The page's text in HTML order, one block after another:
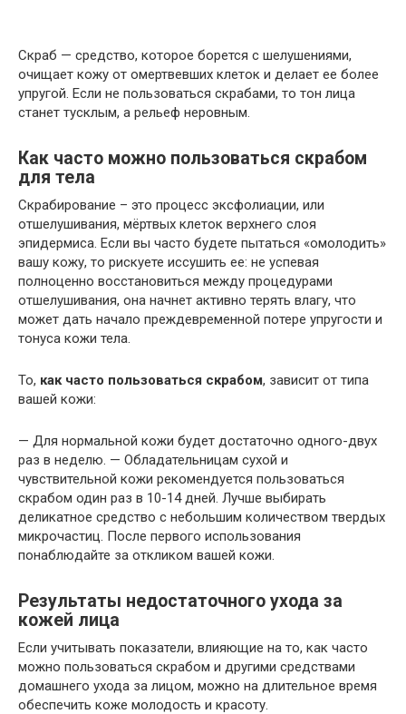
Скраб — средство, которое борется с шелушениями,
очищает кожу от омертвевших клеток и делает ее более
упругой. Если не пользоваться скрабами, то тон лица
станет тусклым, а рельеф неровным.
Как часто можно пользоваться скрабом
для тела
Скрабирование – это процесс эксфолиации, или
отшелушивания, мёртвых клеток верхнего слоя
эпидермиса. Если вы часто будете пытаться «омолодить»
вашу кожу, то рискуете иссушить ее: не успевая
полноценно восстановиться между процедурами
отшелушивания, она начнет активно терять влагу, что
может дать начало преждевременной потере упругости и
тонуса кожи тела.
То, как часто пользоваться скрабом, зависит от типа
вашей кожи:
— Для нормальной кожи будет достаточно одного-двух
раз в неделю. — Обладательницам сухой и
чувствительной кожи рекомендуется пользоваться
скрабом один раз в 10-14 дней. Лучше выбирать
деликатное средство с небольшим количеством твердых
микрочастиц. После первого использования
понаблюдайте за откликом вашей кожи.
Результаты недостаточного ухода за
кожей лица
Если учитывать показатели, влияющие на то, как часто
можно пользоваться скрабом и другими средствами
домашнего ухода за лицом, можно на длительное время
обеспечить коже молодость и красоту.